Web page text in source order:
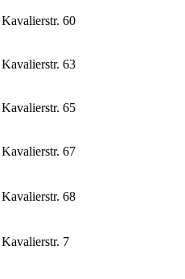
Kavalierstr. 60
Kavalierstr. 63
Kavalierstr. 65
Kavalierstr. 67
Kavalierstr. 68
Kavalierstr. 7